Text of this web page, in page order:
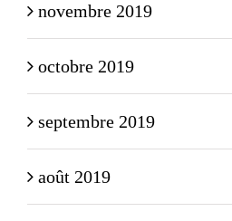
novembre 2019
octobre 2019
septembre 2019
août 2019